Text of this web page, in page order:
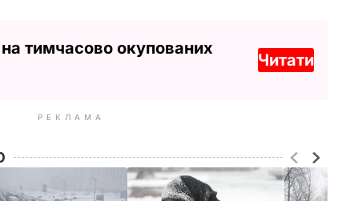
тимчасово окупованих
Читати
РЕКЛАМА